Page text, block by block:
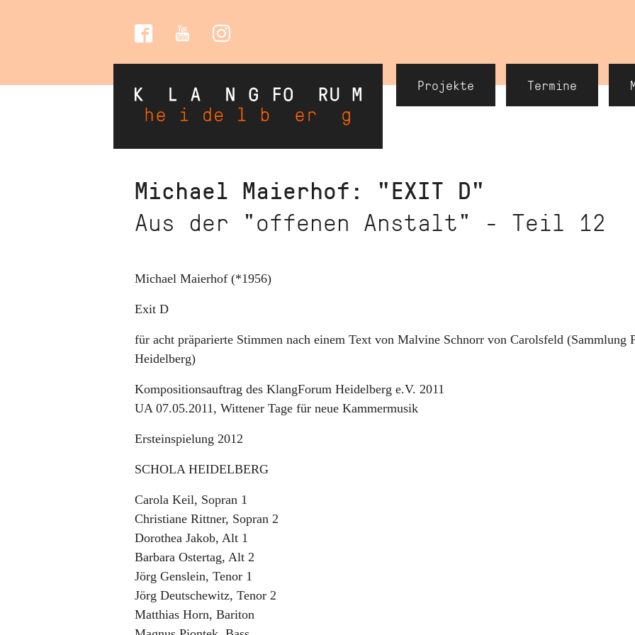
Social
Header
Navigation
Projekte Termine
Michael Maierhof: "EXIT D"
Aus der "offenen Anstalt" - Teil 12
Michael Maierhof (*1956)
Exit D
für acht präparierte Stimmen nach einem Text von Malvine Schnorr von Carolsfeld
Heidelberg)
Kompositionsauftrag des KlangForum Heidelberg e.V. 2011
UA 07.05.2011, Wittener Tage für neue Kammermusik
Ersteinspielung 2012
SCHOLA HEIDELBERG
Carola Keil, Sopran 1
Christiane Rittner, Sopran 2
Dorothea Jakob, Alt 1
Barbara Ostertag, Alt 2
Jörg Genslein, Tenor 1
Jörg Deutschewitz, Tenor 2
Matthias Horn, Bariton